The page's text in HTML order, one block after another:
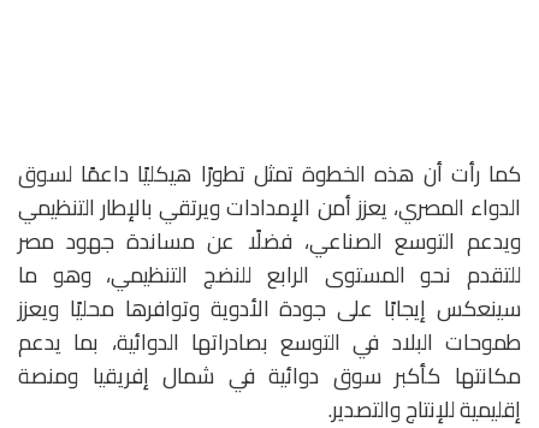
كما رأت أن هذه الخطوة تمثل تطورًا هيكليًا داعمًا لسوق
الدواء المصري، يعزز أمن الإمدادات ويرتقي بالإطار التنظيمي
ويدعم التوسع الصناعي، فضلًا عن مساندة جهود مصر
للتقدم نحو المستوى الرابع للنضج التنظيمي، وهو ما
سينعكس إيجابًا على جودة الأدوية وتوافرها محليًا ويعزز
طموحات البلاد في التوسع بصادراتها الدوائية، بما يدعم
مكانتها كأكبر سوق دوائية في شمال إفريقيا ومنصة
إقليمية للإنتاج والتصدير.